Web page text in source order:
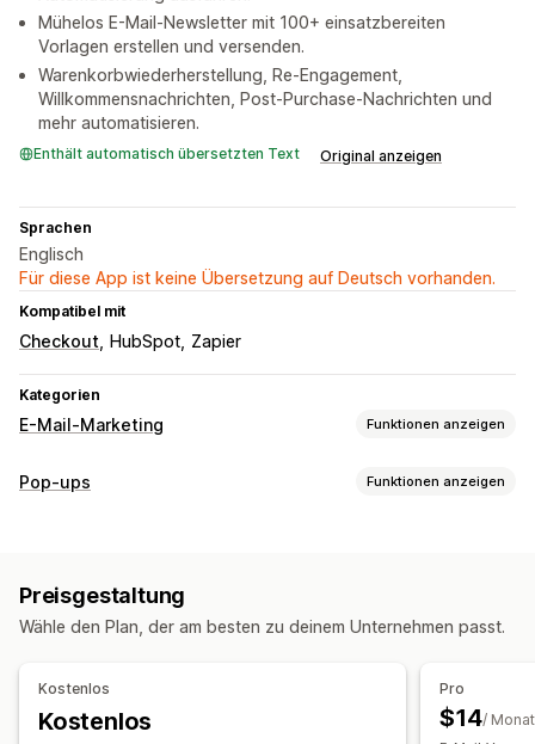
Mühelos E-Mail-Newsletter mit 100+ einsatzbereiten
Vorlagen erstellen und versenden.
Warenkorbwiederherstellung, Re-Engagement,
Willkommensnachrichten, Post-Purchase-Nachrichten und
mehr automatisieren.
Enthält automatisch übersetzten Text Original anzeigen
Sprachen
Englisch
Für diese App ist keine Übersetzung auf Deutsch vorhanden.
Kompatibel mit
Checkout HubSpot Zapier
Kategorien
E-Mail-Marketing Funktionen anzeigen
Kampagnentypen
Checkout-E-Mails Exit-Intent
Willkommens-E-Mails Follow-up-E-Mails
Rückgewinnungs-E-Mails
Individuelle Kampagnen
Pop-ups Funktionen anzeigen
Warenkorb-Popups
Formulare
Ankündigungen Popups für die Einwilligung
Preisgestaltung
Wähle den Plan, der am besten zu deinem Unternehmen passt.
Kostenlos
Kostenlos
Pro
$14/ Monat